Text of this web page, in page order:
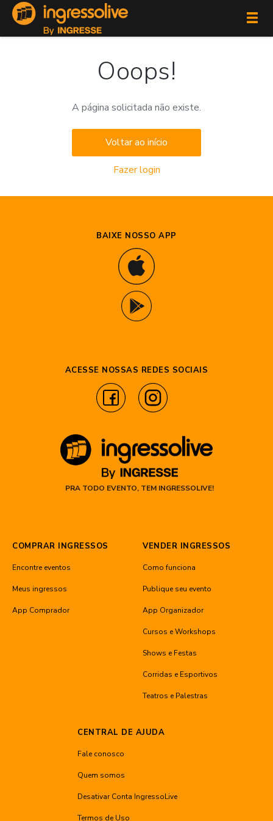
Ooops!
A página solicitada não existe.
Voltar ao início
Fazer login
COMPRAR INGRESSOS
Encontre eventos
Meus ingressos
App Comprador
VENDER INGRESSOS
Como funciona
Publique seu evento
App Organizador
Cursos e Workshops
Shows e Festas
Corridas e Esportivos
Teatros e Palestras
CENTRAL DE AJUDA
Fale conosco
Quem somos
Desativar Conta IngressoLive
Termos de Uso
BAIXE NOSSO APP
ACESSE NOSSAS REDES SOCIAIS
PRA TODO EVENTO, TEM INGRESSOLIVE!